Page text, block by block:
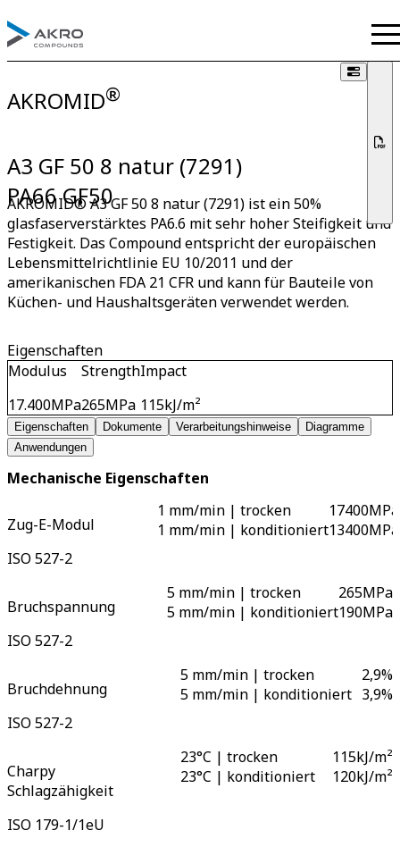
AKROMID®
A3 GF 50 8 natur (7291)
PA66 GF50
AKROMID® A3 GF 50 8 natur (7291) ist ein 50%
glasfaserverstärktes PA6.6 mit sehr hoher Steifigkeit und
Festigkeit. Das Compound entspricht der europäischen
Lebensmittelrichtlinie EU 10/2011 und der
amerikanischen FDA 21 CFR und kann für Bauteile von
Küchen- und Haushaltsgeräten verwendet werden.
Eigenschaften
Modulus
17.400MPa
Strength
265MPa
Impact
115kJ/m²
Eigenschaften Dokumente Verarbeitungshinweise
Diagramme
Anwendungen
Mechanische Eigenschaften
Zug-E-Modul
ISO 527-2
1 mm/min | trocken
1 mm/min | konditioniert
17400MPa
13400MPa
Bruchspannung
ISO 527-2
5 mm/min | trocken
5 mm/min | konditioniert
265MPa
190MPa
Bruchdehnung
ISO 527-2
5 mm/min | trocken
5 mm/min | konditioniert
2,9%
3,9%
Charpy
Schlagzähigkeit
ISO 179-1/1eU
23°C | trocken
23°C | konditioniert
115kJ/m²
120kJ/m²